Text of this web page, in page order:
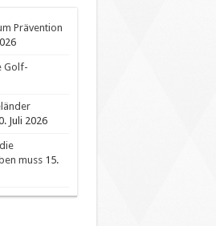
Prävention
Golf-
Juli 2026
muss 15.